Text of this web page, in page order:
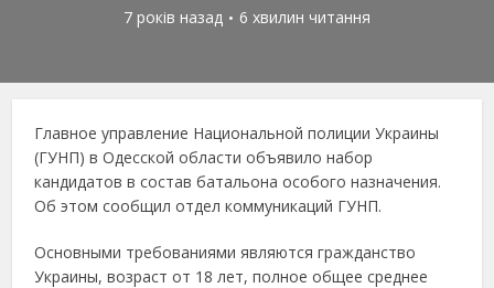
7 років назад 6 хвилин читання
Главное управление Национальной полиции Украины
(ГУНП) в Одесской области объявило набор
кандидатов в состав батальона особого назначения.
Об этом сообщил отдел коммуникаций ГУНП.
Основными требованиями являются гражданство
Украины, возраст от 18 лет, полное общее среднее